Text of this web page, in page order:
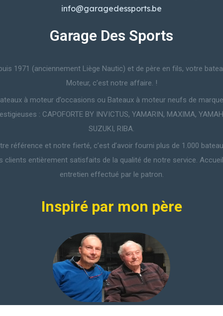
info@garagedessports.be
Garage Des Sports
1971 (anciennement Liège Nautic) et de père en fils, votre
Moteur, c’est notre affaire. !
à moteur d’occasions ou Bateaux à moteur neufs de
: CAPOFORTE BY INVICTUS, YAMARIN, MAXIMA,
SUZUKI, RIBA.
référence et notre fierté, c’est d’avoir fourni plus de 1.000
clients entièrement satisfaits de la qualité de notre service.
entretien effectué par le patron.
Inspiré par mon père